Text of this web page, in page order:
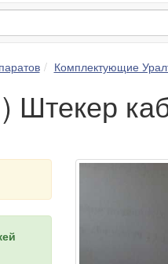
Комплектующие
Штекер